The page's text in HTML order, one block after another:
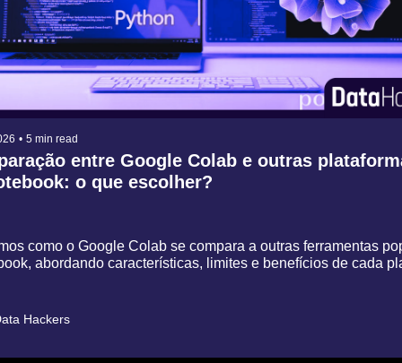
• 5 min read
entre Google Colab e outras
o que escolher?
como o Google Colab se compara a outras ferramentas
abordando características, limites e benefícios de cada
Hackers